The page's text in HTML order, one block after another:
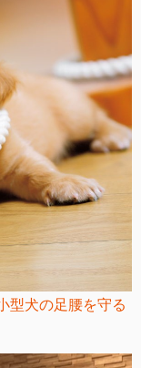
型犬の足腰を守る